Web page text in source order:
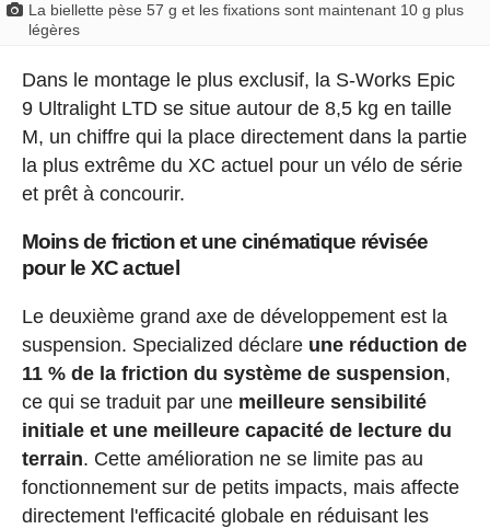
La biellette pèse 57 g et les fixations sont maintenant 10 g plus
légères
Dans le montage le plus exclusif, la S-Works Epic
9 Ultralight LTD se situe autour de 8,5 kg en taille
M, un chiffre qui la place directement dans la partie
la plus extrême du XC actuel pour un vélo de série
et prêt à concourir.
Moins de friction et une cinématique révisée
pour le XC actuel
Le deuxième grand axe de développement est la
suspension. Specialized déclare une réduction de
11 % de la friction du système de suspension,
ce qui se traduit par une meilleure sensibilité
initiale et une meilleure capacité de lecture du
terrain. Cette amélioration ne se limite pas au
fonctionnement sur de petits impacts, mais affecte
directement l'efficacité globale en réduisant les